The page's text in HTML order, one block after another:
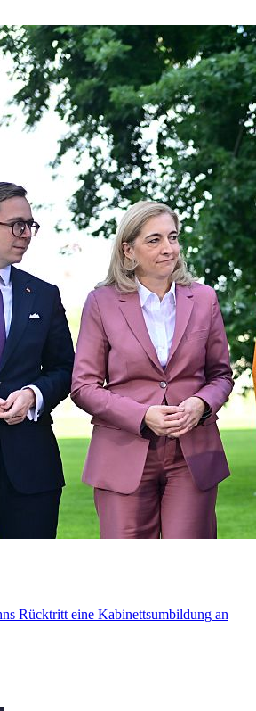
Rücktritt eine Kabinettsumbildung an